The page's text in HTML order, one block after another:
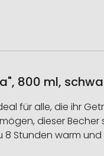
800 ml,
für alle, die ihr
dieser
8 Stunden warm